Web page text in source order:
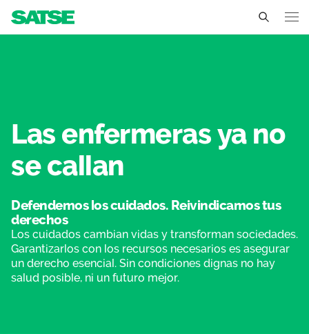
Un sindicato profesional e independiente
Delegados Sindicales
Transparencia
Nuestro trabajo
Ámbitos de negociación
Qué ofrecemos
Servicios
Ventajas
Actualidad
Temas
Noticias
Contáctanos
Las enfermeras ya no
se callan
Defendemos los cuidados. Reivindicamos tus
derechos
Los cuidados cambian vidas y transforman sociedades.
Garantizarlos con los recursos necesarios es asegurar
un derecho esencial. Sin condiciones dignas no hay
salud posible, ni un futuro mejor.